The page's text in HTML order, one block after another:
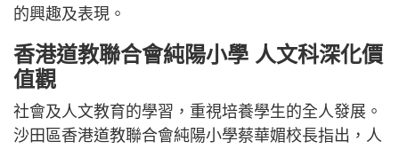
的興趣及表現。
香港道教聯合會純陽小學 人文科深化價
值觀
社會及人文教育的學習，重視培養學生的全人發展。
沙田區香港道教聯合會純陽小學蔡華媚校長指出，人